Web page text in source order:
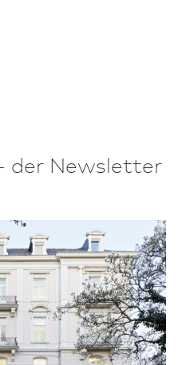
der Newsletter